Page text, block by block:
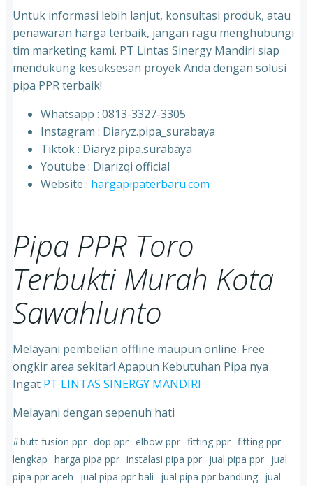
Untuk informasi lebih lanjut, konsultasi produk, atau
penawaran harga terbaik, jangan ragu menghubungi
tim marketing kami. PT Lintas Sinergy Mandiri siap
mendukung kesuksesan proyek Anda dengan solusi
pipa PPR terbaik!
Whatsapp : 0813-3327-3305
⁠Instagram : Diaryz.pipa_surabaya
⁠Tiktok : Diaryz.pipa.surabaya
⁠Youtube : Diarizqi official
⁠Website : hargapipaterbaru.com
Pipa PPR Toro
Terbukti Murah Kota
Sawahlunto
Melayani pembelian offline maupun online. Free
ongkir area sekitar! Apapun Kebutuhan Pipa nya
Ingat PT LINTAS SINERGY MANDIRI
Melayani dengan sepenuh hati
#butt fusion ppr dop ppr elbow ppr fitting ppr fitting ppr
lengkap harga pipa ppr instalasi pipa ppr jual pipa ppr jual
pipa ppr aceh
jual pipa ppr bali jual pipa ppr bandung jual